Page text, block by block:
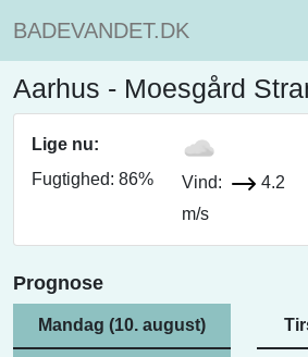
BADEVANDET.DK
Aarhus - Moesgård
Lige nu:
Fugtighed: 86%
Vind:
4.2
m/s
Prognose
Mandag (10. august)